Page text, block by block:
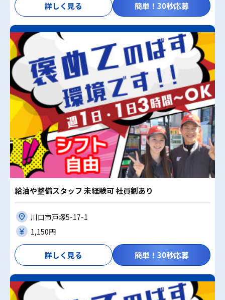
詳しく見る 簡単！30秒応募
給油や整備スタッフ 未経験可 社員割あり
川口市戸塚5-17-1
1,150円
詳しく見る 簡単！30秒応募